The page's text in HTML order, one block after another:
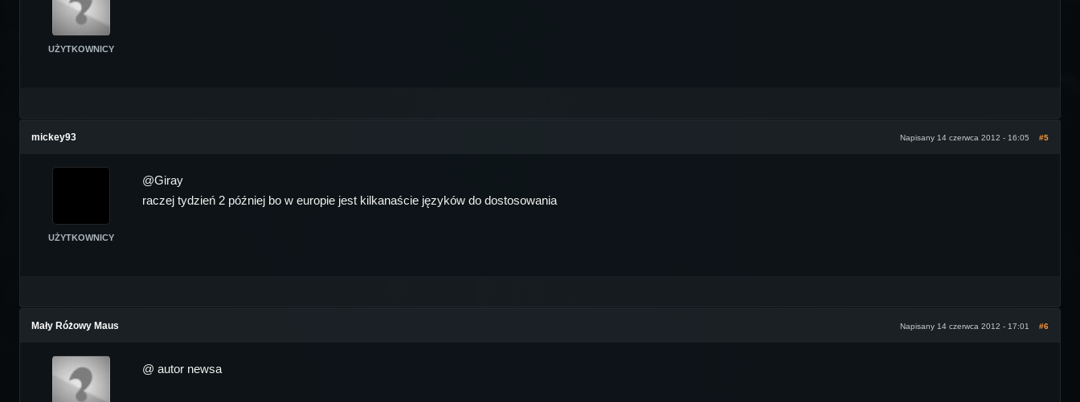
UŻYTKOWNICY
mickey93 Napisany 14 czerwca 2012 - 16:05 #5
UŻYTKOWNICY
@Giray
raczej tydzień 2 później bo w europie jest kilkanaście języków do dostosowania
Mały Różowy Maus Napisany 14 czerwca 2012 - 17:01 #6
@ autor newsa